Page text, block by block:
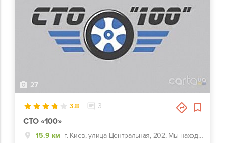
27
3.8 3
СТО «100»
15.9 км
г. Киев, улица Центральная, 202, Мы находимся на ОСОКОРКАХ- котеджный массив. От метро Славутич по Центральной улице 8 км (фасад). Сразу за 1 шлюзом.